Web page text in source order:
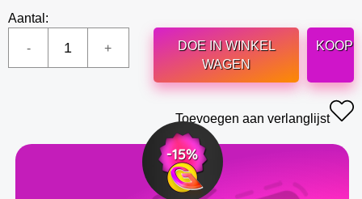
Aantal:
DOE IN WINKEL
WAGEN
KOOP
Toevoegen aan verlanglijst